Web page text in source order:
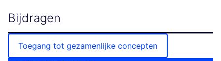
Bijdragen
Toegang tot gezamenlijke concepten